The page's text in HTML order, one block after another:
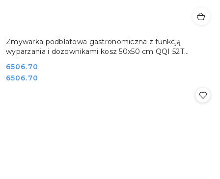
Zmywarka podblatowa gastronomiczna z funkcją
wyparzania i dozownikami kosz 50x50 cm QQI 52T
Cena:
6506.70
Cena:
6506.70